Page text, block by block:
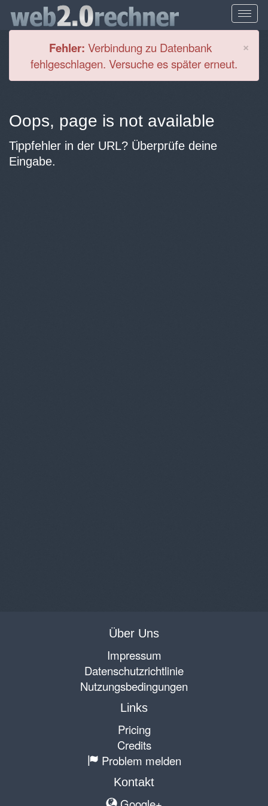
×
Fehler: Verbindung zu Datenbank
fehlgeschlagen. Versuche es später erneut.
Oops, page is not available
Tippfehler in der URL? Überprüfe deine
Eingabe.
Über Uns
Impressum
Datenschutzrichtlinie
Nutzungsbedingungen
Links
Pricing
Credits
Problem melden
Kontakt